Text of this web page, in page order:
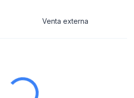
Venta externa